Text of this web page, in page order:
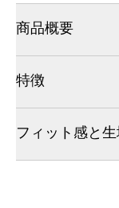
商品概要
特徴
フィット感と